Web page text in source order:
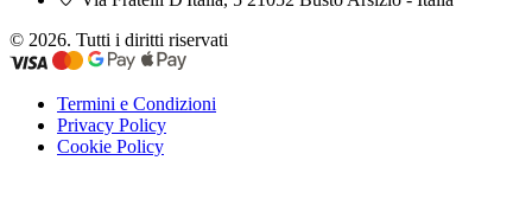
© 2026. Tutti i diritti riservati
Termini e Condizioni
Privacy Policy
Cookie Policy